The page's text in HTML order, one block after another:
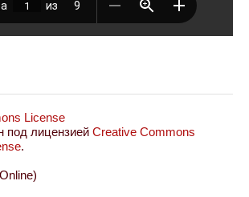
под лицензией Creative Commons
.